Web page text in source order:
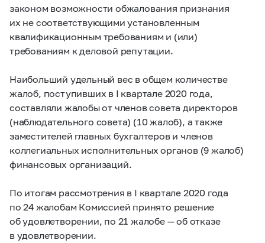
законом возможности обжалования признания
их не соответствующими установленным
квалификационным требованиям и (или)
требованиям к деловой репутации.
Наибольший удельный вес в общем количестве
жалоб, поступивших в I квартале 2020 года,
составляли жалобы от членов совета директоров
(наблюдательного совета) (10 жалоб), а также
заместителей главных бухгалтеров и членов
коллегиальных исполнительных органов (9 жалоб)
финансовых организаций.
По итогам рассмотрения в I квартале 2020 года
по 24 жалобам Комиссией принято решение
об удовлетворении, по 21 жалобе — об отказе
в удовлетворении.